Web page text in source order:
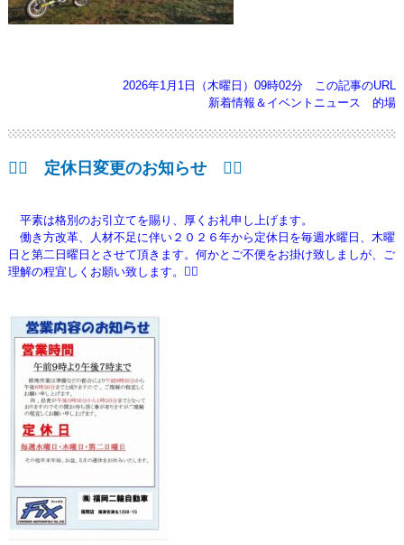
2026年1月1日（木曜日）09時02分
この記事のURL
新着情報＆イベントニュース
的場
🙇‍♂️ 定休日変更のお知らせ 🙇‍♂️
平素は格別のお引立てを賜り、厚くお礼申し上げます。
働き方改革、人材不足に伴い２０２６年から定休日を毎週水曜日、木曜
日と第二日曜日とさせて頂きます。何かとご不便をお掛け致しましが、ご
理解の程宜しくお願い致します。🙇‍♂️